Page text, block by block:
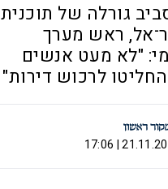
גורלה של תוכנית
ראש מערך
"לא מעט אנשים
לרכוש דירות"
21.11.2019 |